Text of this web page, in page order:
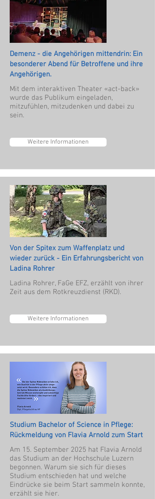
Demenz - die Angehörigen mittendrin: Ein
besonderer Abend für Betroffene und ihre
Angehörigen.
Mit dem interaktiven Theater «act-back»
wurde das Publikum eingeladen,
mitzufühlen, mitzudenken und dabei zu
sein.
Weitere Informationen
Von der Spitex zum Waffenplatz und
wieder zurück - Ein Erfahrungsbericht von
Ladina Rohrer
Ladina Rohrer, FaGe EFZ, erzählt von ihrer
Zeit aus dem Rotkreuzdienst (RKD).
Weitere Informationen
Studium Bachelor of Science in Pflege:
Rückmeldung von Flavia Arnold zum Start
Am 15. September 2025 hat Flavia Arnold
das Studium an der Hochschule Luzern
begonnen. Warum sie sich für dieses
Studium entschieden hat und welche
Eindrücke sie beim Start sammeln konnte,
erzählt sie hier.